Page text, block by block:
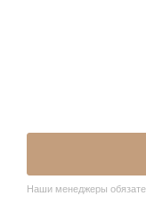
Наши менеджеры